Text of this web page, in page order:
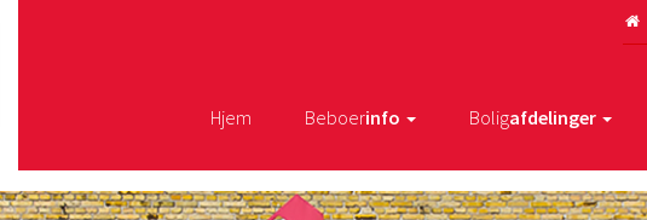

Hjem Beboerinfo Boligafdelinger